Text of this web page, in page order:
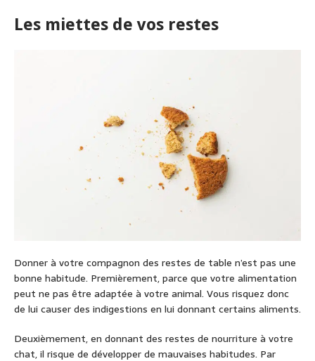
Les miettes de vos restes
Donner à votre compagnon des restes de table n’est pas une
bonne habitude. Premièrement, parce que votre alimentation
peut ne pas être adaptée à votre animal. Vous risquez donc
de lui causer des indigestions en lui donnant certains aliments.
Deuxièmement, en donnant des restes de nourriture à votre
chat, il risque de développer de mauvaises habitudes. Par